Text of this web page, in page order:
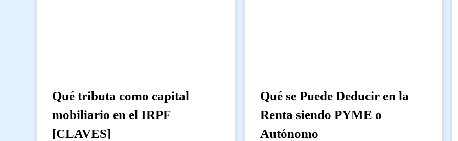
Qué tributa como capital
mobiliario en el IRPF
[CLAVES]
Qué se Puede Deducir en la
Renta siendo PYME o
Autónomo